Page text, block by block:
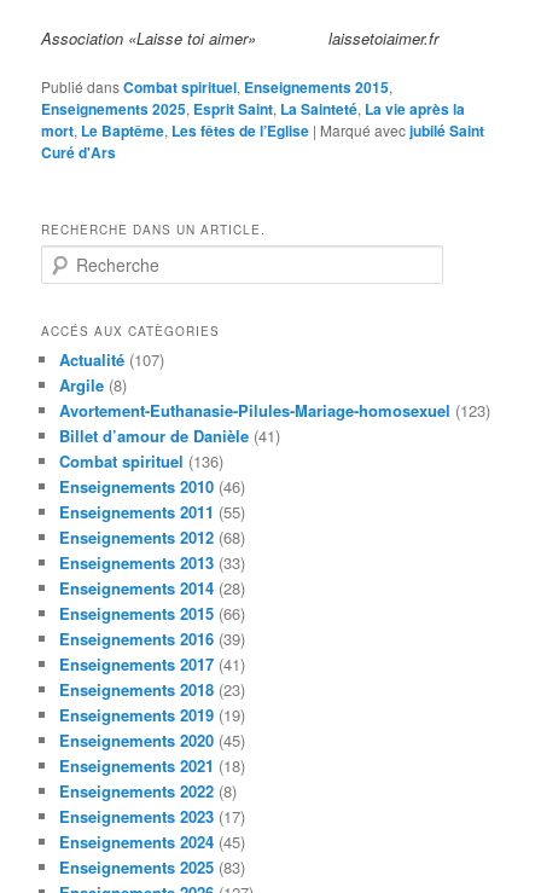
Association «Laisse toi aimer» laissetoiaimer.fr
Publié dansCombat spirituel, Enseignements 2015,
Enseignements 2025, Esprit Saint, La Sainteté, La vie après la
mort, Le Baptême, Les fêtes de l’Eglise | Marqué avecjubilé Saint
Curé d'Ars
RECHERCHE DANS UN ARTICLE.
e
h
c
h
e
ACCÉS AUX CATÈGORIES
Actualité (107)
Argile (8)
Avortement-Euthanasie-Pilules-Mariage-homosexuel (123)
Billet d’amour de Danièle (41)
Combat spirituel (136)
Enseignements 2010 (46)
Enseignements 2011 (55)
Enseignements 2012 (68)
Enseignements 2013 (33)
Enseignements 2014 (28)
Enseignements 2015 (66)
Enseignements 2016 (39)
Enseignements 2017 (41)
Enseignements 2018 (23)
Enseignements 2019 (19)
Enseignements 2020 (45)
Enseignements 2021 (18)
Enseignements 2022 (8)
Enseignements 2023 (17)
Enseignements 2024 (45)
Enseignements 2025 (83)